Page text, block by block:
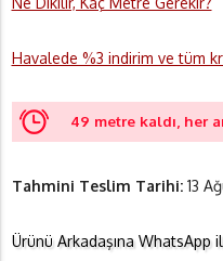
Havalede %3 indirim ve tüm
49 metre kaldı, her
Tahmini Teslim Tarihi: 13
Ürünü Arkadaşına WhatsApp